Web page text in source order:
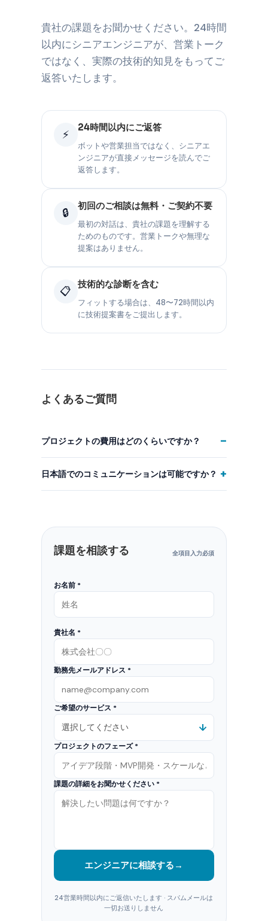
貴社の課題をお聞かせください。24時間
以内にシニアエンジニアが、営業トーク
ではなく、実際の技術的知見をもってご
返答いたします。
⚡
24時間以内にご返答
ボットや営業担当ではなく、シニアエ
ンジニアが直接メッセージを読んでご
返答します。
🔒
初回のご相談は無料・ご契約不要
最初の対話は、貴社の課題を理解する
ためのものです。営業トークや無理な
提案はありません。
📋
技術的な診断を含む
フィットする場合は、48〜72時間以内
に技術提案書をご提出します。
よくあるご質問
プロジェクトの費用はどのくらいですか？ −
お打ち合わせ後、48〜72時間以内に固定価格の
提案書をご提出します。
日本語でのコミュニケーションは可能ですか？ +
課題を相談する 全項目入力必須
お名前 *
貴社名 *
勤務先メールアドレス *
ご希望のサービス *
プロジェクトのフェーズ *
課題の詳細をお聞かせください *
エンジニアに相談する →
24営業時間以内にご返信いたします · スパムメールは
一切お送りしません